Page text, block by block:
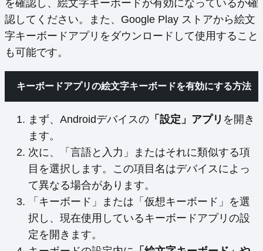
を確認し、絵文字キーボードが有効になっているか確
認してください。また、Google Play ストアから絵文
字キーボードアプリをダウンロードして使用すること
も可能です。
キーボードアプリの絵文字キーボードを有効にする方法
まず、Androidデバイスの 「設定」アプリ を開き
ます。
次に、「言語と入力」またはそれに類似する項
目を選択します。この項目名はデバイスによっ
て異なる場合があります。
「キーボード」または「仮想キーボード」を選
択し、現在使用しているキーボードアプリの設
定を開きます。